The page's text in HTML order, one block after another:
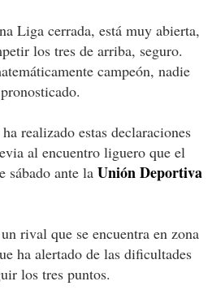
Liga cerrada, está muy abierta,
los tres de arriba, seguro.
campeón, nadie
realizado estas declaraciones
al encuentro liguero que el
sábado ante la Unión Deportiva
rival que se encuentra en zona
ha alertado de las dificultades
los tres puntos.